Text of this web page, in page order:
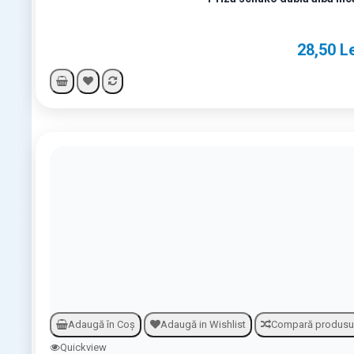
28,50
Adaugă în Coş Adaugă in Wishlist
Compară
Quickview